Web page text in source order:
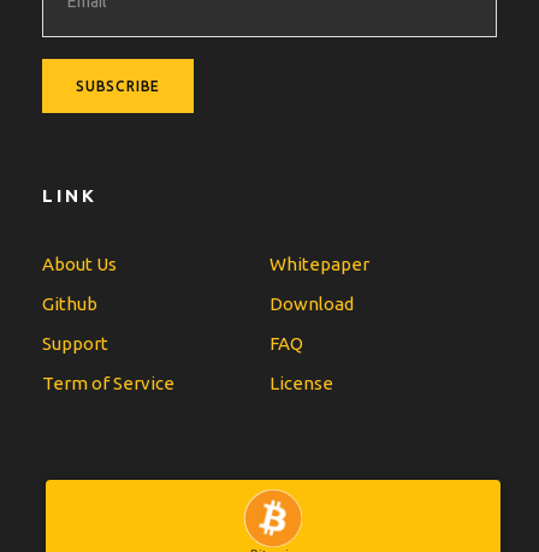
LINK
About Us
Whitepaper
Github
Download
Support
FAQ
Term of Service
License